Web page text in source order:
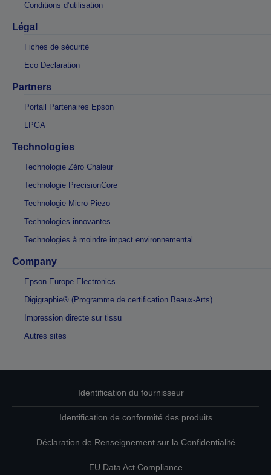
Conditions d’utilisation
Légal
Fiches de sécurité
Eco Declaration
Partners
Portail Partenaires Epson
LPGA
Technologies
Technologie Zéro Chaleur
Technologie PrecisionCore
Technologie Micro Piezo
Technologies innovantes
Technologies à moindre impact environnemental
Company
Epson Europe Electronics
Digigraphie® (Programme de certification Beaux-Arts)
Impression directe sur tissu
Autres sites
Identification du fournisseur
Identification de conformité des produits
Déclaration de Renseignement sur la Confidentialité
EU Data Act Compliance